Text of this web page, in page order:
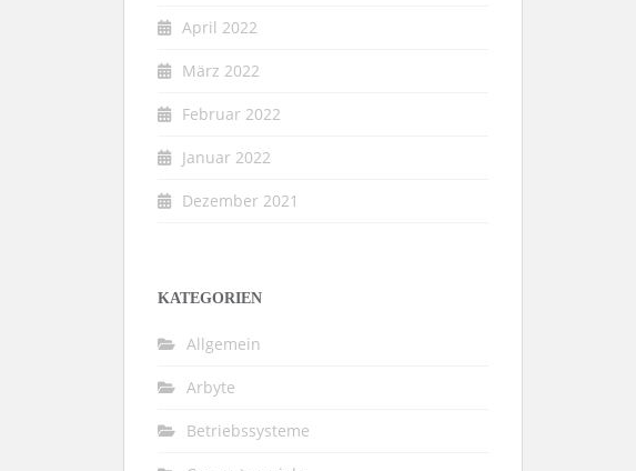
April 2022
März 2022
Februar 2022
Januar 2022
Dezember 2021
KATEGORIEN
Allgemein
Arbyte
Betriebssysteme